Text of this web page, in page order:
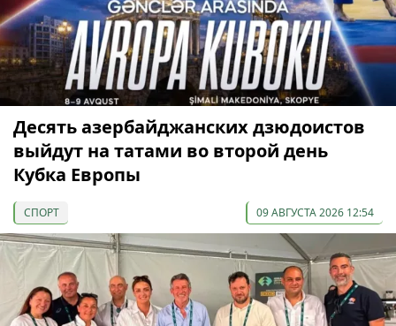
Десять азербайджанских дзюдоистов
выйдут на татами во второй день
Кубка Европы
СПОРТ 09 АВГУСТА 2026 12:54